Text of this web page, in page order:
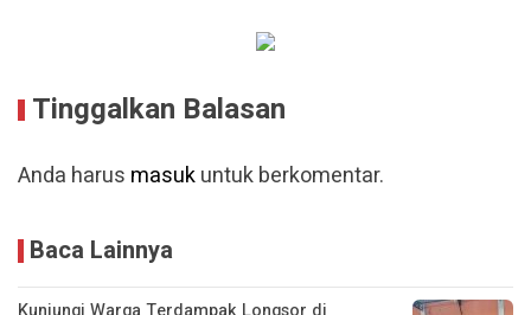
Tinggalkan Balasan
Anda harus masukuntuk berkomentar.
Baca Lainnya